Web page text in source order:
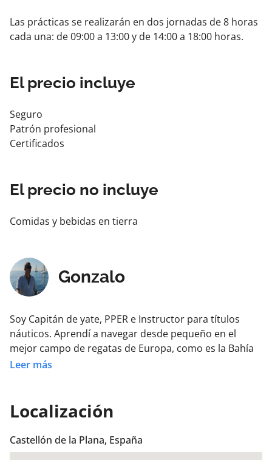
Las prácticas se realizarán en dos jornadas de 8 horas
cada una: de 09:00 a 13:00 y de 14:00 a 18:00 horas.
El precio incluye
Seguro
Patrón profesional
Certificados
El precio no incluye
Comidas y bebidas en tierra
Gonzalo
Soy Capitán de yate, PPER e Instructor para títulos
náuticos. Aprendí a navegar desde pequeño en el
mejor campo de regatas de Europa, como es la Bahía
de Cádiz, por sus vientos y corrientes. Poseo un
Leer más
Localización
Castellón de la Plana, España